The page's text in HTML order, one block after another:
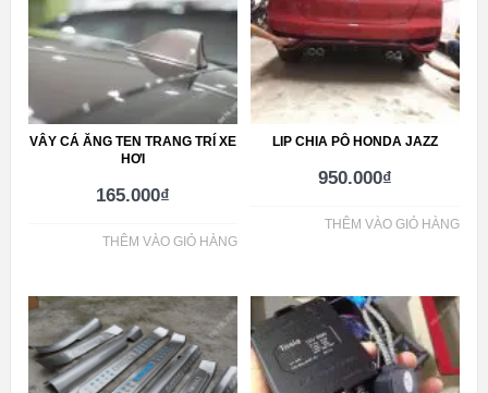
VÂY CÁ ĂNG TEN TRANG TRÍ XE
HƠI
165.000₫
THÊM VÀO GIỎ HÀNG
LIP CHIA PÔ HONDA JAZZ
950.000₫
THÊM VÀO GIỎ HÀNG